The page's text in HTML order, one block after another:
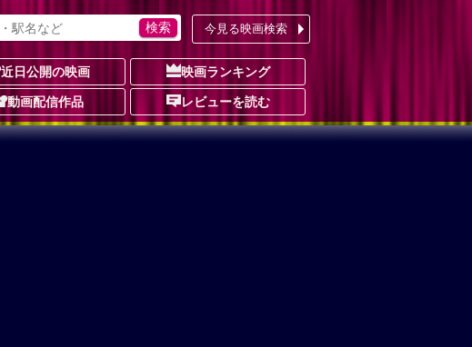
今見る映画検索
近日公開の映画 映画ランキング
動画配信作品 レビューを読む